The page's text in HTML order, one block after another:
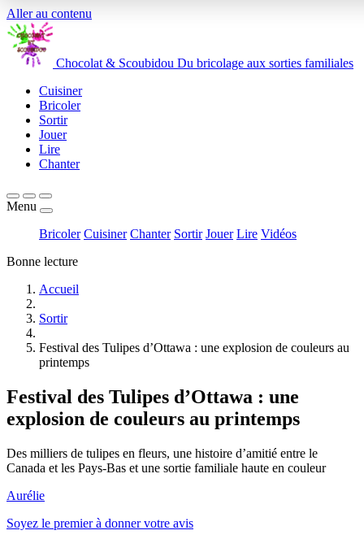
Aller au contenu
Chocolat & Scoubidou Du bricolage aux sorties familiales
Cuisiner
Bricoler
Sortir
Jouer
Lire
Chanter
Menu
Bricoler Cuisiner Chanter Sortir Jouer Lire Vidéos
Bonne lecture
Accueil
Sortir
Festival des Tulipes d’Ottawa : une explosion de couleurs au
printemps
Festival des Tulipes d’Ottawa : une
explosion de couleurs au printemps
Des milliers de tulipes en fleurs, une histoire d’amitié entre le
Canada et les Pays-Bas et une sortie familiale haute en couleur
Aurélie
Soyez le premier à donner votre avis